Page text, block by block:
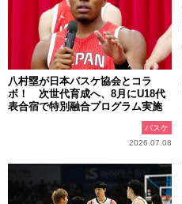
八村塁が日本バスケ協会とコラ
ボ！ 次世代育成へ、8月にU18代
表合宿で特別融合プログラム実施
バスケ
2026.07.08